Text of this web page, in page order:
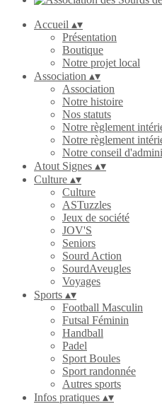
Accueil ▴▾
Présentation
Boutique
Notre projet local
Association ▴▾
Association
Notre histoire
Nos statuts
Notre règlement
Notre règlement
Notre conseil
Atout Signes ▴▾
Culture ▴▾
Culture
ASTuzzles
Jeux de société
JOV'S
Seniors
Sourd Action
SourdAveugles
Voyages
Sports ▴▾
Football Masculin
Futsal Féminin
Handball
Padel
Sport Boules
Sport randonnée
Autres sports
Infos pratiques ▴▾